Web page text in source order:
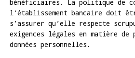
bénéficiaires. La politique de
l’établissement bancaire doit
s’assurer qu’elle respecte
exigences légales en matière de
données personnelles.